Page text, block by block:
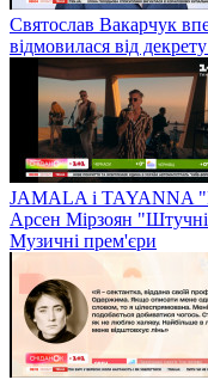
Святослав Вакарчук
відмовилася від
JAMALA і TAYANNA
Арсен Мірзоян
Музичні прем'єри